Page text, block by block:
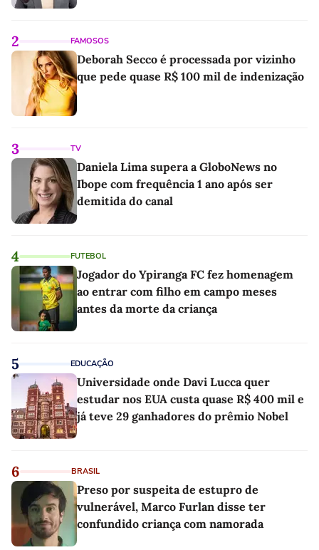
2 FAMOSOS
Deborah Secco é processada por vizinho
que pede quase R$ 100 mil de indenização
3 TV
Daniela Lima supera a GloboNews no
Ibope com frequência 1 ano após ser
demitida do canal
4 FUTEBOL
Jogador do Ypiranga FC fez homenagem
ao entrar com filho em campo meses
antes da morte da criança
5 EDUCAÇÃO
Universidade onde Davi Lucca quer
estudar nos EUA custa quase R$ 400 mil e
já teve 29 ganhadores do prêmio Nobel
6 BRASIL
Preso por suspeita de estupro de
vulnerável, Marco Furlan disse ter
confundido criança com namorada